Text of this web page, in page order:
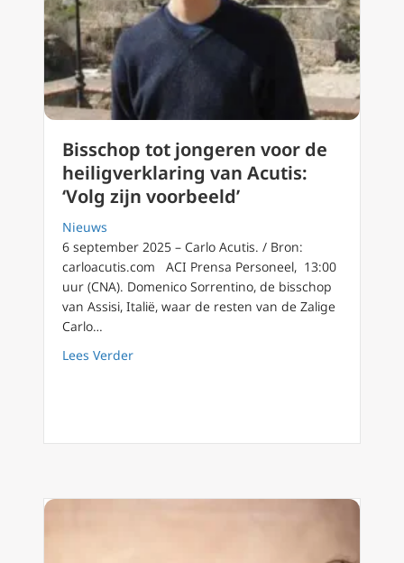
Bisschop tot jongeren voor de
heiligverklaring van Acutis:
‘Volg zijn voorbeeld’
Nieuws
6 september 2025 – Carlo Acutis. / Bron:
carloacutis.com ACI Prensa Personeel, 13:00
uur (CNA). Domenico Sorrentino, de bisschop
van Assisi, Italië, waar de resten van de Zalige
Carlo…
Lees Verderabout Bisschop tot jongeren voor de